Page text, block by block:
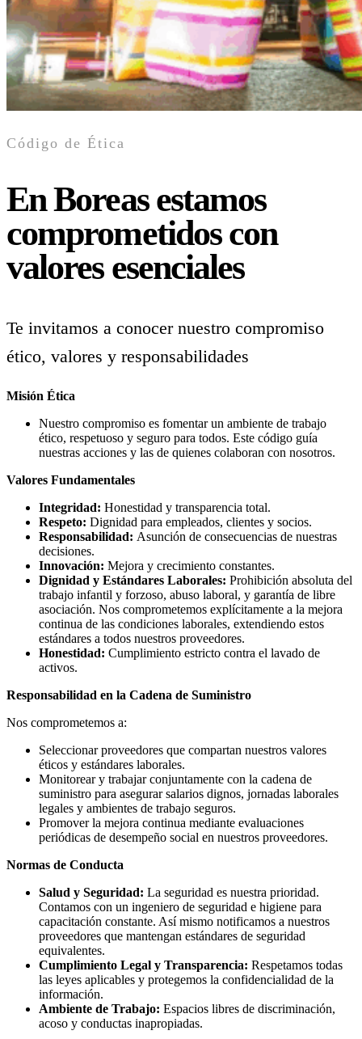
Código de Ética
En Boreas estamos
comprometidos con
valores esenciales
Te invitamos a conocer nuestro compromiso
ético, valores y responsabilidades
Misión Ética
Nuestro compromiso es fomentar un ambiente de trabajo
ético, respetuoso y seguro para todos. Este código guía
nuestras acciones y las de quienes colaboran con nosotros.
Valores Fundamentales
Integridad: Honestidad y transparencia total.
Respeto: Dignidad para empleados, clientes y socios.
Responsabilidad: Asunción de consecuencias de nuestras
decisiones.
Innovación: Mejora y crecimiento constantes.
Dignidad y Estándares Laborales: Prohibición absoluta del
trabajo infantil y forzoso, abuso laboral, y garantía de libre
asociación. Nos comprometemos explícitamente a la mejora
continua de las condiciones laborales, extendiendo estos
estándares a todos nuestros proveedores.
Honestidad: Cumplimiento estricto contra el lavado de
activos.
Responsabilidad en la Cadena de Suministro
Nos comprometemos a:
Seleccionar proveedores que compartan nuestros valores
éticos y estándares laborales.
Monitorear y trabajar conjuntamente con la cadena de
suministro para asegurar salarios dignos, jornadas laborales
legales y ambientes de trabajo seguros.
Promover la mejora continua mediante evaluaciones
periódicas de desempeño social en nuestros proveedores.
Normas de Conducta
Salud y Seguridad: La seguridad es nuestra prioridad.
Contamos con un ingeniero de seguridad e higiene para
capacitación constante. Así mismo notificamos a nuestros
proveedores que mantengan estándares de seguridad
equivalentes.
Cumplimiento Legal y Transparencia: Respetamos todas
las leyes aplicables y protegemos la confidencialidad de la
información.
Ambiente de Trabajo: Espacios libres de discriminación,
acoso y conductas inapropiadas.